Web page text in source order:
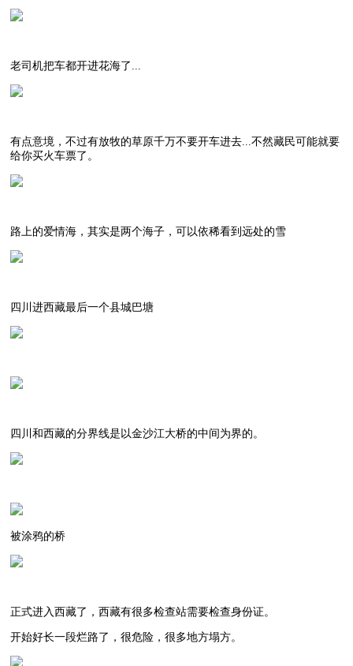
老司机把车都开进花海了...
有点意境，不过有放牧的草原千万不要开车进去...不然藏民可能就要
给你买火车票了。
路上的爱情海，其实是两个海子，可以依稀看到远处的雪
四川进西藏最后一个县城巴塘
四川和西藏的分界线是以金沙江大桥的中间为界的。
被涂鸦的桥
正式进入西藏了，西藏有很多检查站需要检查身份证。
开始好长一段烂路了，很危险，很多地方塌方。